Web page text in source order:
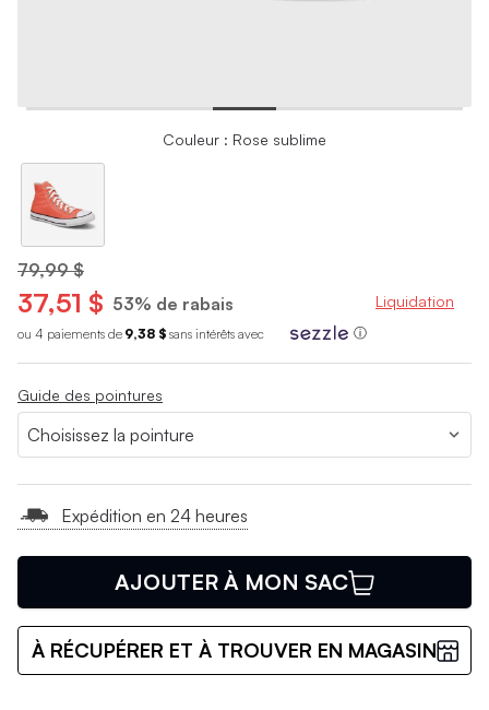
Couleur : Rose sublime
79,99 $
37,51 $ 53% de rabais Liquidation
ou 4 paiements de 9,38 $ sans intérêts avec ⓘ
Guide des pointures
Expédition en 24 heures
AJOUTER À MON SAC
À RÉCUPÉRER ET À TROUVER EN MAGASIN